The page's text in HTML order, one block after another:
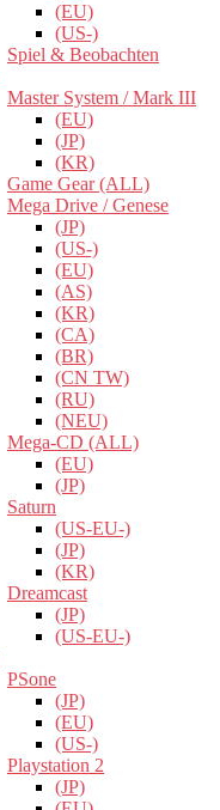
(EU)
(US-)
Spiel & Beobachten
Master System / Mark III
(EU)
(JP)
(KR)
Game Gear (ALL)
Mega Drive / Genese
(JP)
(US-)
(EU)
(AS)
(KR)
(CA)
(BR)
(CN TW)
(RU)
(NEU)
Mega-CD (ALL)
(EU)
(JP)
Saturn
(US-EU-)
(JP)
(KR)
Dreamcast
(JP)
(US-EU-)
PSone
(JP)
(EU)
(US-)
Playstation 2
(JP)